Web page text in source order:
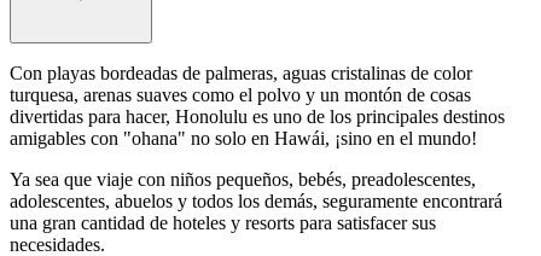
Con playas bordeadas de palmeras, aguas cristalinas de color
turquesa, arenas suaves como el polvo y un montón de cosas
divertidas para hacer, Honolulu es uno de los principales destinos
amigables con "ohana" no solo en Hawái, ¡sino en el mundo!
Ya sea que viaje con niños pequeños, bebés, preadolescentes,
adolescentes, abuelos y todos los demás, seguramente encontrará
una gran cantidad de hoteles y resorts para satisfacer sus
necesidades.